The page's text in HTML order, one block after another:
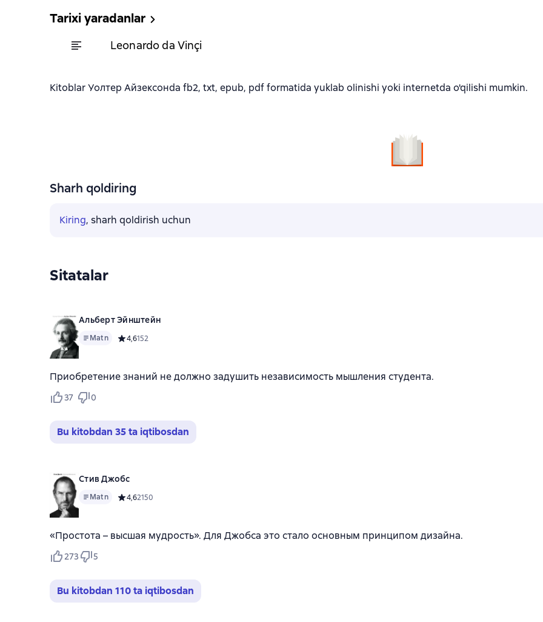
Tarixi yaradanlar
Leonardo da Vinçi
Kitoblar Уолтер Айзексонda fb2, txt, epub, pdf formatida yuklab olinishi yoki internetda o'qilishi mumkin.
Sharh qoldiring
Kiring, sharh qoldirish uchun
Sitatalar
Альберт Эйнштейн
Matn Средний рейтинг 4,6 на основе 152 оценок
4,6152
Приобретение знаний не должно задушить независимость мышления студента.
37 0
Bu kitobdan 35 ta iqtibosdan
Стив Джобс
Matn Средний рейтинг 4,6 на основе 2150 оценок
4,62150
«Простота – высшая мудрость». Для Джобса это стало основным принципом дизайна.
273 5
Bu kitobdan 110 ta iqtibosdan